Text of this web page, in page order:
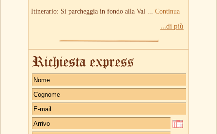
Itinerario: Si parcheggia in fondo alla Val ... Continua
...di più
Richiesta express